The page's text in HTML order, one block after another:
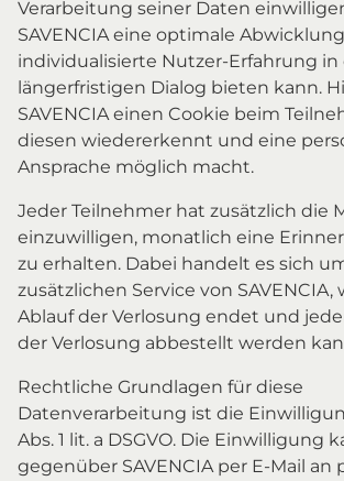
Verarbeitung seiner Daten
SAVENCIA eine optimale
individualisierte Nutzer-Erfahrung in
längerfristigen Dialog bieten kann.
SAVENCIA einen Cookie beim
diesen wiedererkennt und eine
Ansprache möglich macht.
Jeder Teilnehmer hat zusätzlich die
einzuwilligen, monatlich eine
zu erhalten. Dabei handelt es sich
zusätzlichen Service von
Ablauf der Verlosung endet und
der Verlosung abbestellt werden
Rechtliche Grundlagen für diese
Datenverarbeitung ist die
Abs. 1 lit. a DSGVO. Die Einwilligung
gegenüber SAVENCIA per E-Mail an